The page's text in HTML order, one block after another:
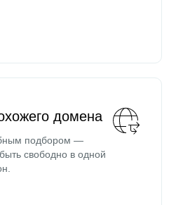
домена
подбором —
свободно в одной